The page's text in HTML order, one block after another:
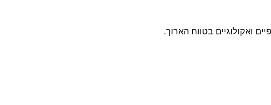
ואקולוגיים בטווח הארוך.